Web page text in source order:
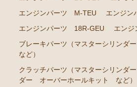
燃料パーツ（ポンプ フィルタ
ーゲージなど）
駆動パーツ（センターサポート
シャフトブーツ デフなど）
ウエザーストリップ
エンジンパーツ M-TEU
エンジ
エンジンパーツ 18R-GEU
エンジ
ブレーキパーツ（マスターシリン
など）
クラッチパーツ（マスターシリンダ
ダー オーバーホールキット など）